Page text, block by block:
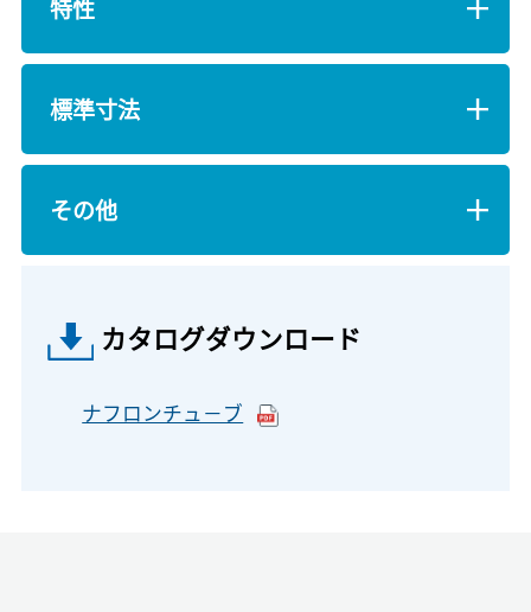
特性
標準寸法
その他
カタログダウンロード
ナフロンチュ－ブ